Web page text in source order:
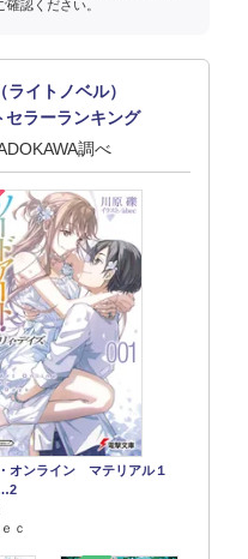
認ください。
ライトノベル）
セラーランキング
調べ
オンライン マテリアル１
ｃ